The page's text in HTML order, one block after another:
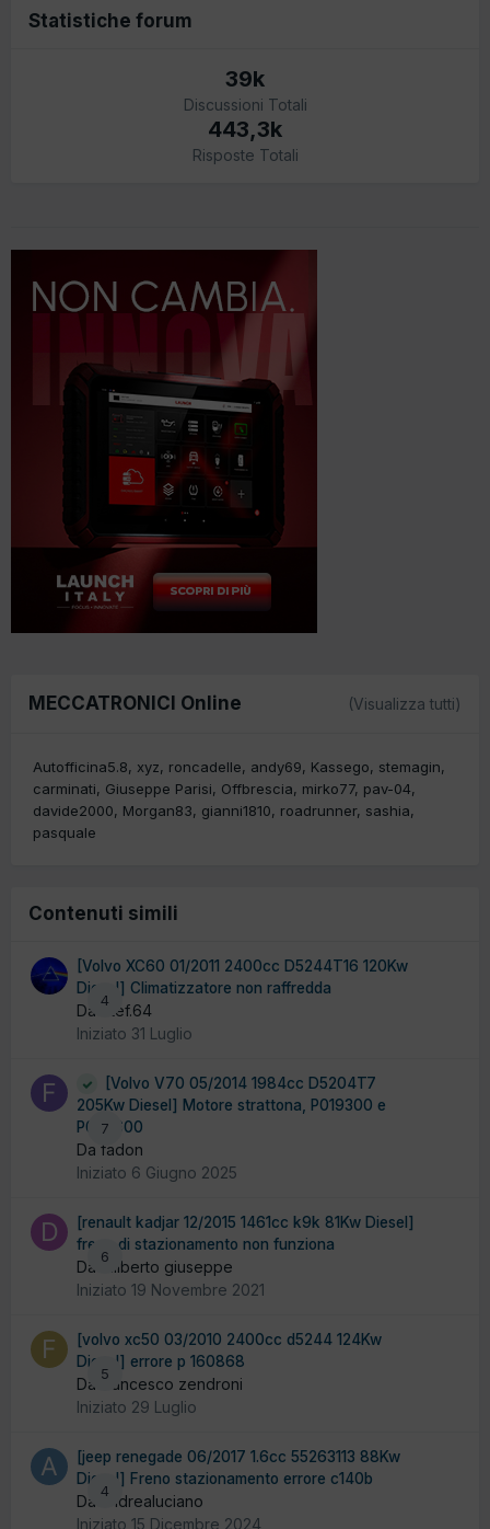
Statistiche forum
39k
Discussioni Totali
443,3k
Risposte Totali
MECCATRONICI Online (Visualizza tutti)
Autofficina5.8 xyz roncadelle andy69 Kassego
stemagin
carminati
Giuseppe Parisi Offbrescia mirko77 pav-04
davide2000
Morgan83 gianni1810 roadrunner sashia
pasquale
Contenuti simili
4
[Volvo XC60 01/2011 2400cc D5244T16 120Kw
Diesel] Climatizzatore non raffredda
Da Stef.64
Iniziato 31 Luglio
7
[Volvo V70 05/2014 1984cc D5204T7
205Kw Diesel] Motore strattona, P019300 e
P06a600
Da fadon
Iniziato 6 Giugno 2025
6
[renault kadjar 12/2015 1461cc k9k 81Kw Diesel]
freno di stazionamento non funziona
Da diliberto giuseppe
Iniziato 19 Novembre 2021
5
[volvo xc50 03/2010 2400cc d5244 124Kw
Diesel] errore p 160868
Da francesco zendroni
Iniziato 29 Luglio
4
[jeep renegade 06/2017 1.6cc 55263113 88Kw
Diesel] Freno stazionamento errore c140b
Da andrealuciano
Iniziato 15 Dicembre 2024